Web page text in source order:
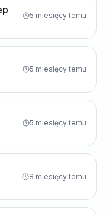
5 miesięcy temu
5 miesięcy temu
5 miesięcy temu
8 miesięcy temu